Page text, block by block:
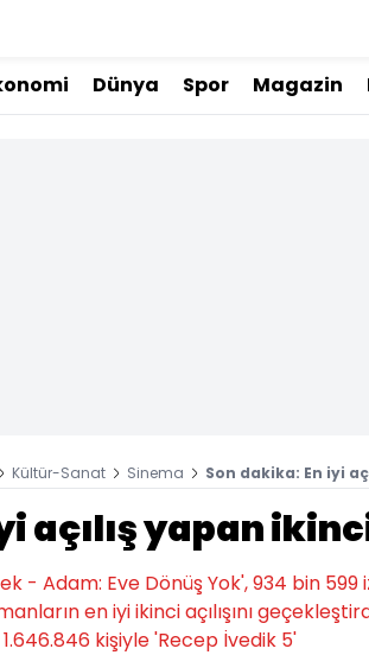
Dünya Spor Magazin
Kültür-Sanat Sinema Son dakika: En iyi
açılış yapan
- Adam: Eve Dönüş Yok', 934 bin
en iyi ikinci açılışını
kişiyle 'Recep İvedik 5'